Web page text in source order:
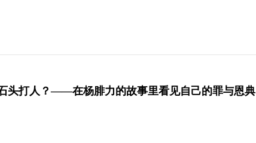
头打人？——在杨腓力的故事里看见自己的罪与恩典